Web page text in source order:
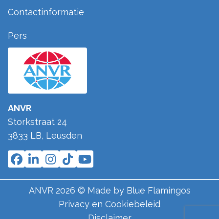
ANVR
Storkstraat 24
3833 LB, Leusden
Contactinformatie
Pers
ANVR 2026 © Made by Blue Flamingos
Privacy en Cookiebeleid